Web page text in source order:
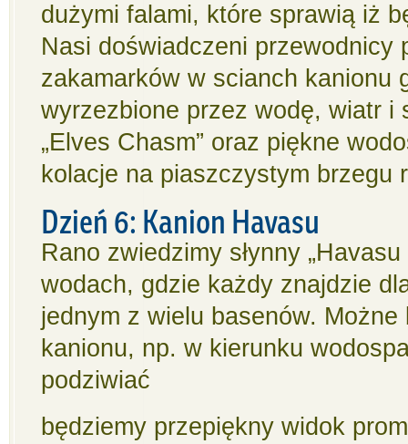
dużymi falami, które sprawią iż
Nasi doświadczeni
zakamarków w scianch kanionu
wyrzezbione przez wodę, wiatr i
„Elves Chasm” oraz piękne
kolacje na piaszczystym brzegu
Dzień 6: Kanion Havasu
Rano zwiedzimy słynny
wodach, gdzie każdy znajdzie
jednym z wielu basenów.
kanionu, np. w kierunku
podziwiać
będziemy przepiękny widok